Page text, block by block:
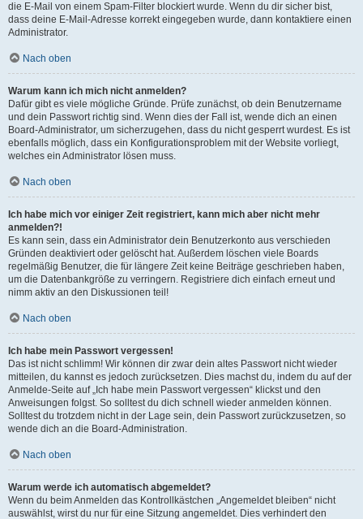
die E-Mail von einem Spam-Filter blockiert wurde. Wenn du dir sicher bist,
dass deine E-Mail-Adresse korrekt eingegeben wurde, dann kontaktiere einen
Administrator.
Nach oben
Warum kann ich mich nicht anmelden?
Dafür gibt es viele mögliche Gründe. Prüfe zunächst, ob dein Benutzername
und dein Passwort richtig sind. Wenn dies der Fall ist, wende dich an einen
Board-Administrator, um sicherzugehen, dass du nicht gesperrt wurdest. Es ist
ebenfalls möglich, dass ein Konfigurationsproblem mit der Website vorliegt,
welches ein Administrator lösen muss.
Nach oben
Ich habe mich vor einiger Zeit registriert, kann mich aber nicht mehr
anmelden?!
Es kann sein, dass ein Administrator dein Benutzerkonto aus verschieden
Gründen deaktiviert oder gelöscht hat. Außerdem löschen viele Boards
regelmäßig Benutzer, die für längere Zeit keine Beiträge geschrieben haben,
um die Datenbankgröße zu verringern. Registriere dich einfach erneut und
nimm aktiv an den Diskussionen teil!
Nach oben
Ich habe mein Passwort vergessen!
Das ist nicht schlimm! Wir können dir zwar dein altes Passwort nicht wieder
mitteilen, du kannst es jedoch zurücksetzen. Dies machst du, indem du auf der
Anmelde-Seite auf „Ich habe mein Passwort vergessen“ klickst und den
Anweisungen folgst. So solltest du dich schnell wieder anmelden können.
Solltest du trotzdem nicht in der Lage sein, dein Passwort zurückzusetzen, so
wende dich an die Board-Administration.
Nach oben
Warum werde ich automatisch abgemeldet?
Wenn du beim Anmelden das Kontrollkästchen „Angemeldet bleiben“ nicht
auswählst, wirst du nur für eine Sitzung angemeldet. Dies verhindert den